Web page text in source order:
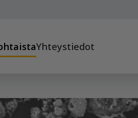
Yhteystiedot